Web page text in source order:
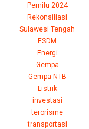
Pemilu 2024
Rekonsiliasi
Sulawesi Tengah
ESDM
Energi
Gempa
Gempa NTB
Listrik
investasi
terorisme
transportasi